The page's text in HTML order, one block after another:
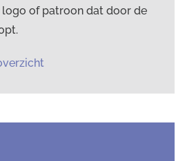
of patroon dat door de